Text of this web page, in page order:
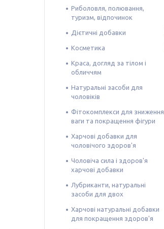
Риболовля, полювання,
туризм, відпочинок
Дієтичні добавки
Косметика
Краса, догляд за тілом і
обличчям
Натуральні засоби для
чоловіків
Фітокомплекси для зниження
ваги та покращення фігури
Харчові добавки для
чоловічого здоров'я
Чоловіча сила і здоров'я
харчові добавки
Лубриканти, натуральні
засоби для двох
Харчові натуральні добавки
для покращення здоров'я